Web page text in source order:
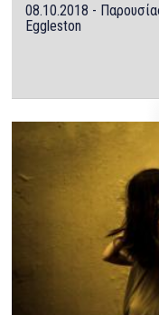
08.10.2018 -
Eggleston